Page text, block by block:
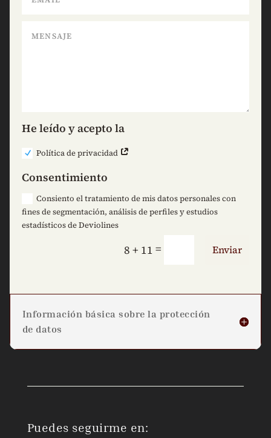
He leído y acepto la
Política de privacidad
Consentimiento
Consiento el tratamiento de mis datos personales con
fines de segmentación, análisis de perfiles y estudios
estadísticos de Deviolines
8 + 11 = Enviar
Información básica sobre la protección
de datos
Puedes seguirme en: